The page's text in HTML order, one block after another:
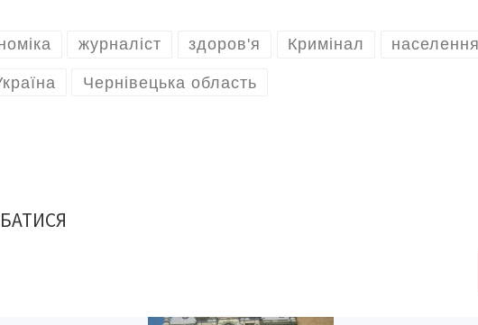
журналіст здоров'я Кримінал населення
Чернівецька область